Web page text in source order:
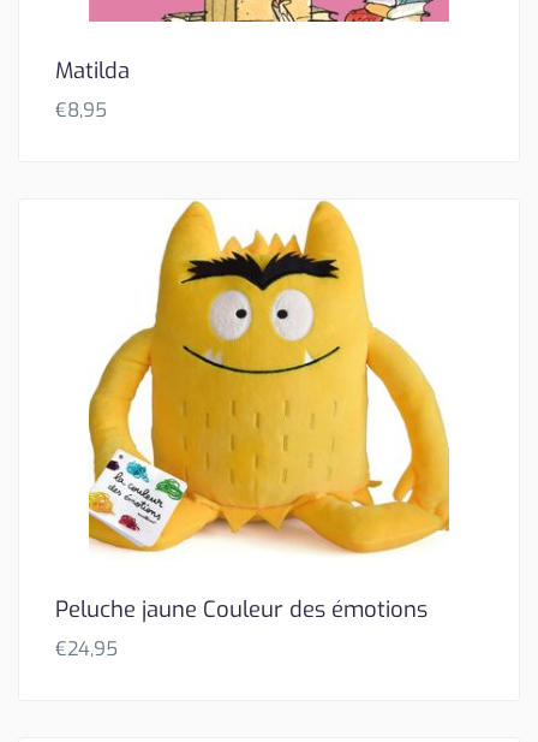
Matilda
€8,95
Peluche jaune Couleur des émotions
€24,95